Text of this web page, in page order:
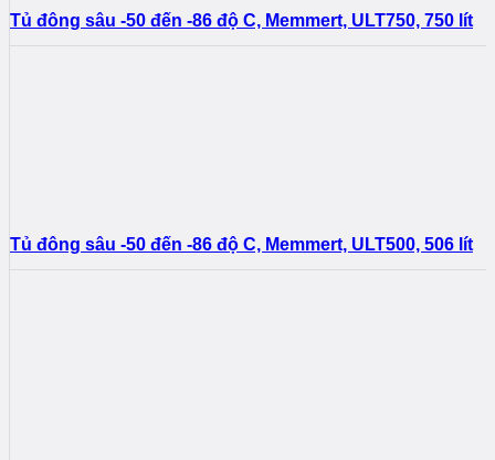
Tủ đông sâu -50 đến -86 độ C, Memmert, ULT750, 750 lít
Tủ đông sâu -50 đến -86 độ C, Memmert, ULT500, 506 lít